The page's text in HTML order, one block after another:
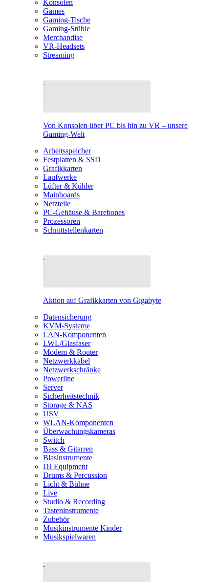
Konsolen
Games
Gaming-Tische
Gaming-Stühle
Merchandise
VR-Headsets
Streaming
Von Konsolen über PC bis hin zu VR – unsere
Gaming-Welt
Arbeitsspeicher
Festplatten & SSD
Grafikkarten
Laufwerke
Lüfter & Kühler
Mainboards
Netzteile
PC-Gehäuse & Barebones
Prozessoren
Schnittstellenkarten
Aktion auf Grafikkarten von Gigabyte
Datensicherung
KVM-Systeme
LAN-Komponenten
LWL/Glasfaser
Modem & Router
Netzwerkkabel
Netzwerkschränke
Powerline
Server
Sicherheitstechnik
Storage & NAS
USV
WLAN-Komponenten
Überwachungskameras
Switch
Bass & Gitarren
Blasinstrumente
DJ Equipment
Drums & Percussion
Licht & Bühne
Live
Studio & Recording
Tasteninstrumente
Zubehör
Musikinstrumente Kinder
Musikspielwaren